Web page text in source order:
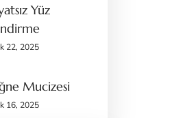
Yüz
22, 2025
Mucizesi
16, 2025